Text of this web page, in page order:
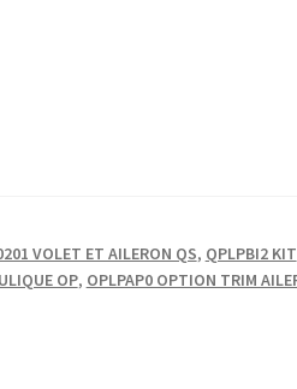
VOLET ET AILERON QS, QPLPBI2 KIT
OP, OPLPAP0 OPTION TRIM